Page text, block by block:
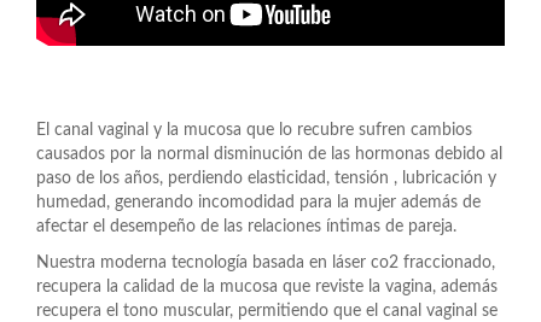
El canal vaginal y la mucosa que lo recubre sufren cambios
causados por la normal disminución de las hormonas debido al
paso de los años, perdiendo elasticidad, tensión , lubricación y
humedad, generando incomodidad para la mujer además de
afectar el desempeño de las relaciones íntimas de pareja.
Nuestra moderna tecnología basada en láser co2 fraccionado,
recupera la calidad de la mucosa que reviste la vagina, además
recupera el tono muscular, permitiendo que el canal vaginal se